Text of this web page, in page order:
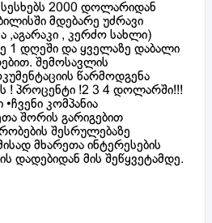
2000 დოლარიდან
მდებარე უძრავი
,აგარაკი , კერძო სახლი)
1 დღეში და ყველაზე დაბალი
შემოსავლის
წარმოდგენა
! პროცენტი !2 3 4 დოლარში!!!
კომპანია
შორის გარიგებით
შესრულებაზე
მხარეთა ინტერესების
დადებიდან მის შეწყვეტამდე.